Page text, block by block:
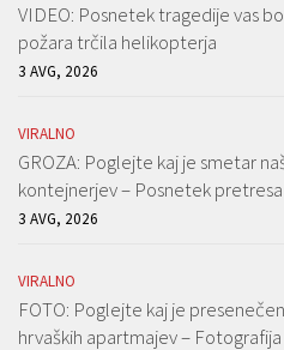
VIDEO: Posnetek tragedije vas
požara trčila helikopterja
3 AVG, 2026
VIRALNO
GROZA: Poglejte kaj je smetar
kontejnerjev – Posnetek pretresa
3 AVG, 2026
VIRALNO
FOTO: Poglejte kaj je
hrvaških apartmajev –